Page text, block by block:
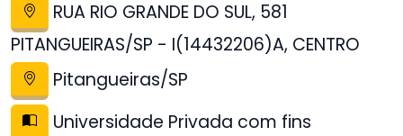
RUA RIO GRANDE DO SUL, 581
PITANGUEIRAS/SP - I(14432206)A, CENTRO
Pitangueiras/SP
Universidade Privada com fins